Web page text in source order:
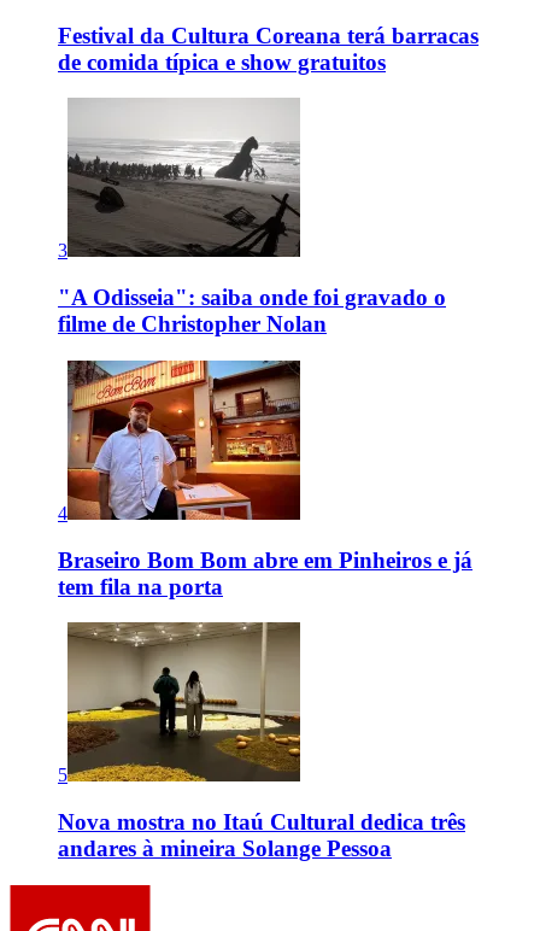
Festival da Cultura Coreana terá barracas
de comida típica e show gratuitos
3
"A Odisseia": saiba onde foi gravado o
filme de Christopher Nolan
4
Braseiro Bom Bom abre em Pinheiros e já
tem fila na porta
5
Nova mostra no Itaú Cultural dedica três
andares à mineira Solange Pessoa